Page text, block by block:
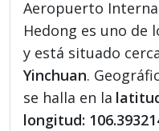
Aeropuerto
Hedong es uno de
y está situado
Yinchuan.
se halla en la
longitud: